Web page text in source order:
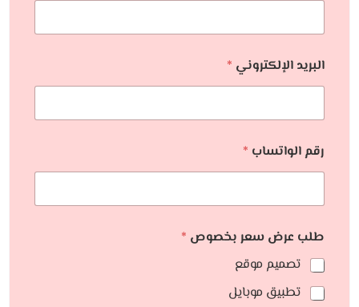
البريد الإلكتروني *
رقم الواتساب *
طلب عرض سعر بخصوص *
تصميم موقع
تطبيق موبايل